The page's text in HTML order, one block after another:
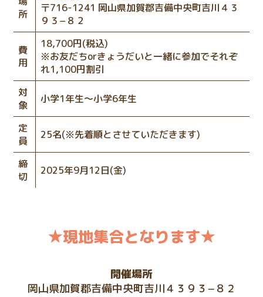
所
〒716-1241 岡山県加賀郡吉備中央町吉川４３
９３−８２
費
用
18,700円(税込)
※お友だちorきょうだいと一緒に参加でそれぞ
れ1,100円割引
対
象
小学1年生〜小学6年生
定
員
25名(※先着順とさせていただきます)
締
切
2025年9月12日(金)
★現地集合となります★
開催場所
岡山県加賀郡吉備中央町吉川４３９３−８２